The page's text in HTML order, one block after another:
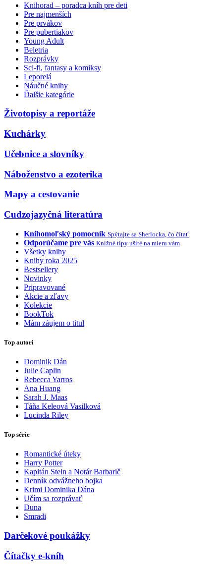
Knihorad – poradca kníh pre deti
Pre najmenších
Pre prvákov
Pre pubertiakov
Young Adult
Beletria
Rozprávky
Sci-fi, fantasy a komiksy
Leporelá
Náučné knihy
Ďalšie kategórie
Životopisy a reportáže
Kuchárky
Učebnice a slovníky
Náboženstvo a ezoterika
Mapy a cestovanie
Cudzojazyčná literatúra
Knihomoľský pomocník Spýtajte sa Sherlocka, čo čítať
Odporúčame pre vás Knižné tipy ušité na mieru vám
Všetky knihy
Knihy roka 2025
Bestsellery
Novinky
Pripravované
Akcie a zľavy
Kolekcie
BookTok
Mám záujem o titul
Top autori
Dominik Dán
Julie Caplin
Rebecca Yarros
Ana Huang
Sarah J. Maas
Táňa Keleová Vasilková
Lucinda Riley
Top série
Romantické úteky
Harry Potter
Kapitán Stein a Notár Barbarič
Denník odvážneho bojka
Krimi Dominika Dána
Učím sa rozprávať
Duna
Smradi
Darčekové poukážky
Čítačky e-kníh